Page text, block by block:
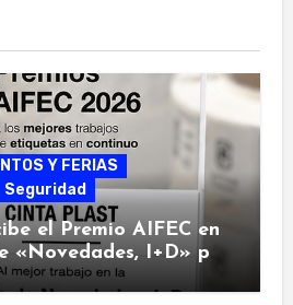
Y FERIAS
Seguridad
el Premio AIFEC en
«Novedades, I+D» por
Touch Label»